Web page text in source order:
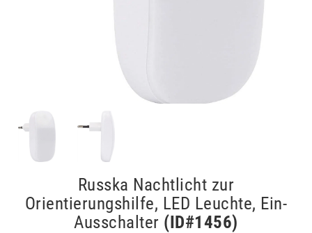
Russka Nachtlicht zur
Orientierungshilfe, LED Leuchte, Ein-
Ausschalter (ID#1456)